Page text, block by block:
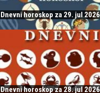
Dnevni horoskop za 29. jul
Dnevni horoskop za 28. jul